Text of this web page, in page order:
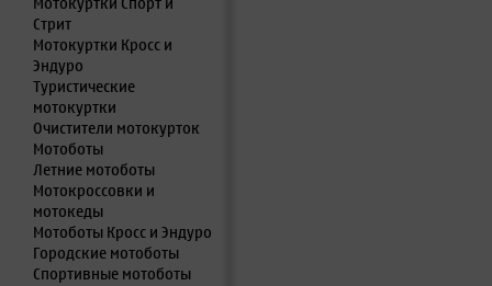
Стрит
Мотокуртки Кросс и
Эндуро
Туристические
мотокуртки
Очистители мотокурток
Мотоботы
Летние мотоботы
Мотокроссовки и
мотокеды
Мотоботы Кросс и Эндуро
Городские мотоботы
Спортивные мотоботы